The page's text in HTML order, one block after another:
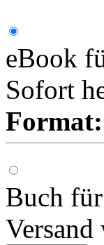
eBook
Sofort
Format:
Buch für